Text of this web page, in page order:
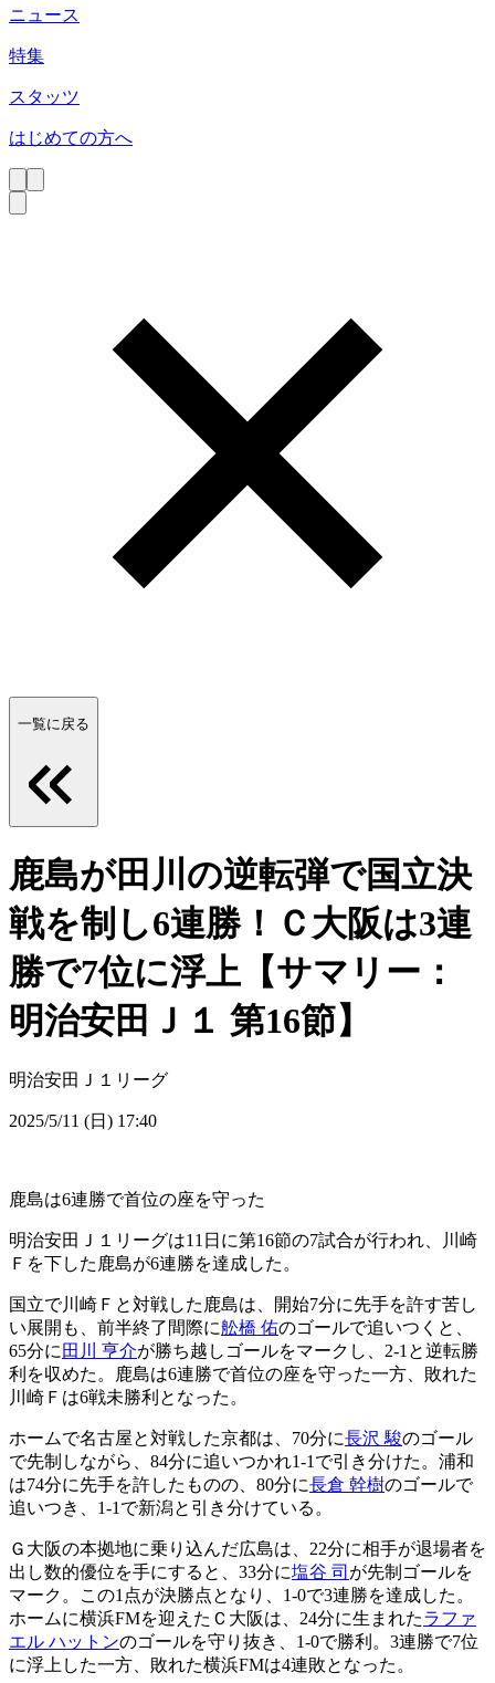
ニュース
特集
スタッツ
はじめての方へ
一覧に戻る
鹿島が田川の逆転弾で国立決
戦を制し6連勝！Ｃ大阪は3連
勝で7位に浮上【サマリー：
明治安田Ｊ１ 第16節】
明治安田Ｊ１リーグ
2025/5/11 (日) 17:40
鹿島は6連勝で首位の座を守った
明治安田Ｊ１リーグは11日に第16節の7試合が行われ、川崎
Ｆを下した鹿島が6連勝を達成した。
国立で川崎Ｆと対戦した鹿島は、開始7分に先手を許す苦し
い展開も、前半終了間際に舩橋 佑のゴールで追いつくと、
65分に 田川 亨介が勝ち越しゴールをマークし、2-1と逆転勝
利を収めた。鹿島は6連勝で首位の座を守った一方、敗れた
川崎Ｆは6戦未勝利となった。
ホームで名古屋と対戦した京都は、70分に長沢 駿のゴール
で先制しながら、84分に追いつかれ1-1で引き分けた。浦和
は74分に先手を許したものの、80分に長倉 幹樹のゴールで
追いつき、1-1で新潟と引き分けている。
Ｇ大阪の本拠地に乗り込んだ広島は、22分に相手が退場者を
出し数的優位を手にすると、33分に塩谷 司 が先制ゴールを
マーク。この1点が決勝点となり、1-0で3連勝を達成した。
ホームに横浜FMを迎えたＣ大阪は、24分に生まれたラファ
エル ハットンのゴールを守り抜き、1-0で勝利。3連勝で7位
に浮上した一方、敗れた横浜FMは4連敗となった。